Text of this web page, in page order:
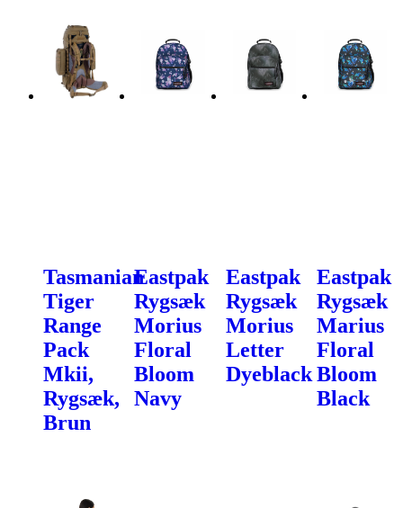
Tasmanian
Tiger
Range
Pack
Mkii,
Rygsæk,
Brun
Eastpak
Rygsæk
Morius
Floral
Bloom
Navy
Eastpak
Rygsæk
Morius
Letter
Dyeblack
Eastpak
Rygsæk
Marius
Floral
Bloom
Black